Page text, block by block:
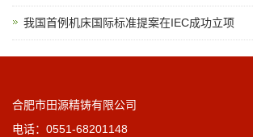
我国首例机床国际标准提案在IEC成功立项
合肥市田源精铸有限公司
电话：0551-68201148